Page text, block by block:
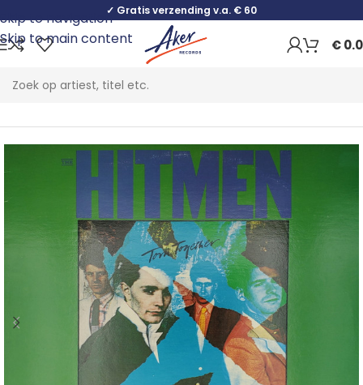
Skip to navigation
Skip to main content
✓ Gratis verzending v.a. € 60
€
Home Pop